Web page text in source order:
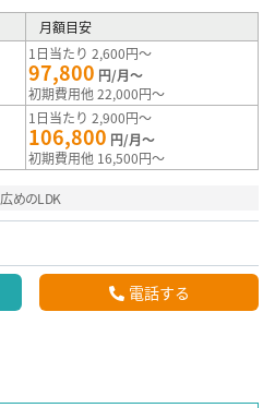
月額目安
1日当たり 2,600円～
97,800 円/月～
初期費用他 22,000円～
1日当たり 2,900円～
106,800 円/月～
初期費用他 16,500円～
広めのLDK
電話する